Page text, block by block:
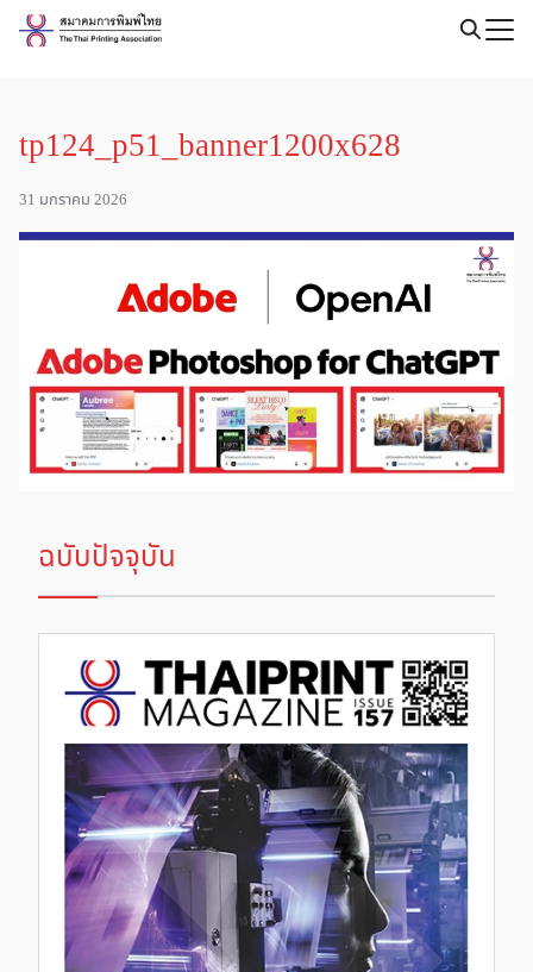
Skip
tp124_p51_banner1200x628
31 มกราคม 2026
ฉบับปัจจุบัน